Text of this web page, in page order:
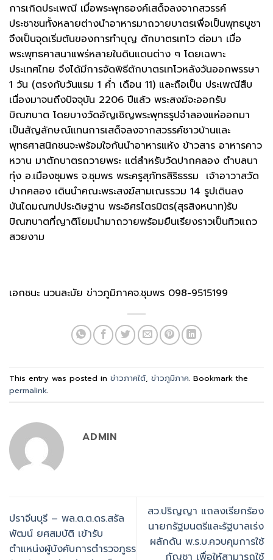
การเกิดประเพณี เมื่อพระพุทธองค์เสด็จลงจากสวรรค์
ประชาชนทั้งหลายต่างนำอาหารมาถวายบาตรเพื่อเป็นพุทธบูชา
จึงเป็นจุดเริ่มต้นของการทำบุญ ตักบาตรเทโว ต่อมา เมื่อ
พระพุทธศาสนาแพร่หลายในดินแดนต่าง ๆ โดยเฉพาะ
ประเทศไทย จึงได้มีการจัดพิธีตักบาตรเทโวหลังวันออกพรรษา
1 วัน (ตรงกับวันแรม 1 ค่ำ เดือน 11) และถือเป็น ประเพณีสืบ
เนื่องมาจนถึงปัจจุบัน 2206 ปีแล้ว พระสงฆ์จะออกรับ
บิณฑบาต โดยบางวัดอัญเชิญพระพุทธรูปจำลองแห่ออกมา
เป็นสัญลักษณ์แทนการเสด็จลงจากสวรรค์ชาวบ้านและ
พุทธศาสนิกชนจะพร้อมใจกันนำอาหารแห้ง ข้าวสาร อาหารคาว
หวาน มาตักบาตรถวายพระ แต่สำหรับวัดปากคลอง ตำบลนา
ทุ่ง อ.เมืองชุมพร จ.ชุมพร พระครูสุภัทรสิริธรรม เจ้าอาวาสวัด
ปากคลอง เดินนำคณะพระสงฆ์สามเณรรวม 14 รูปเดินลง
บันไดมณฑปประดิษฐาน พระอิศรไตรมิตร(สุรสิงหนาท)รับ
บิณฑบาตที่ญาติโยมนำมาถวายพร้อมยืนเรียงราวเป็นทิวแถว
สวยงาม
เอกชนะ นวนละมัย ข่าวภูมิภาคจ.ชุมพร 098-9515199
This entry was posted in ข่าวภาคใต้, ข่าวภูมิภาค. Bookmark the
permalink.
ADMIN
ปราจีนบุรี – พล.ต.ต.ดร.สรัล
พัฒน์ ยศสมบัติ เข้ารับ
ตำแหน่งผู้บังคับการตำรวจภูธร
สว.ปริญญา แถลงเรียกร้อง
นายกรัฐมนตรีและรัฐบาลเร่ง
ผลักดัน พ.ร.บ.ควบคุมการใช้
กัญชา เพื่อให้สามารถใช้